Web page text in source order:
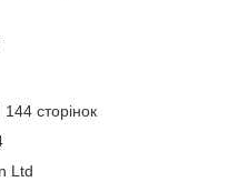
сторінок
Ltd